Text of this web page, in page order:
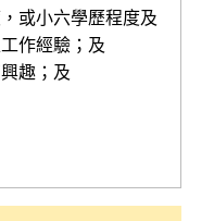
或小六學歷程度及
作經驗；及
趣；及